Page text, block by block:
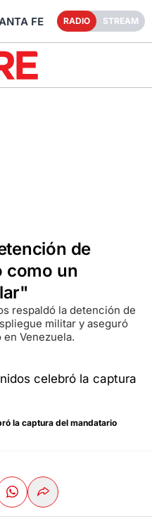
FE RADIO STREAM
de
como un
respaldó la detención de
militar y aseguró
Venezuela.
la captura del mandatario